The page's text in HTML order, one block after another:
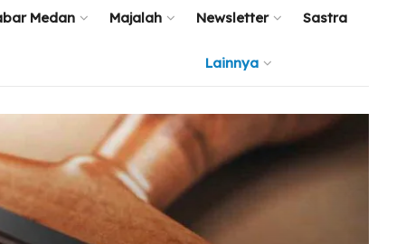
Medan Majalah Newsletter Sastra
Lainnya